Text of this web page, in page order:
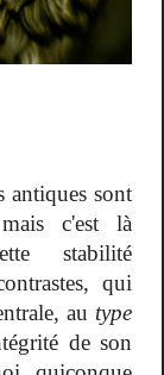
antiques sont
c'est là
stabilité
qui
au type
de son